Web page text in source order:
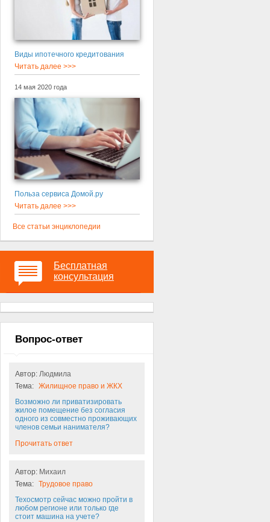
Виды ипотечного кредитования
Читать далее >>>
14 мая 2020 года
Польза сервиса Домой.ру
Читать далее >>>
Все статьи энциклопедии
Бесплатная
консультация
Вопрос-ответ
Автор: Людмила
Тема: Жилищное право и ЖКХ
Возможно ли приватизировать
жилое помещение без согласия
одного из совместно проживающих
членов семьи нанимателя?
Прочитать ответ
Автор: Михаил
Тема: Трудовое право
Техосмотр сейчас можно пройти в
любом регионе или только где
стоит машина на учете?